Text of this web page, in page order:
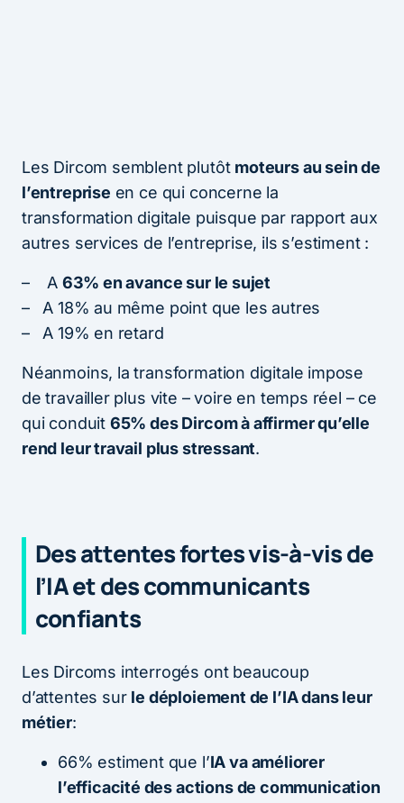
Les Dircom semblent plutôt moteurs au sein de
l’entreprise en ce qui concerne la
transformation digitale puisque par rapport aux
autres services de l’entreprise, ils s’estiment :
– A 63% en avance sur le sujet
– A 18% au même point que les autres
– A 19% en retard
Néanmoins, la transformation digitale impose
de travailler plus vite – voire en temps réel – ce
qui conduit 65% des Dircom à affirmer qu’elle
rend leur travail plus stressant.
Des attentes fortes vis-à-vis de
l’IA et des communicants
confiants
Les Dircoms interrogés ont beaucoup
d’attentes sur le déploiement de l’IA dans leur
métier:
66% estiment que l’IA va améliorer
l’efficacité des actions de communication